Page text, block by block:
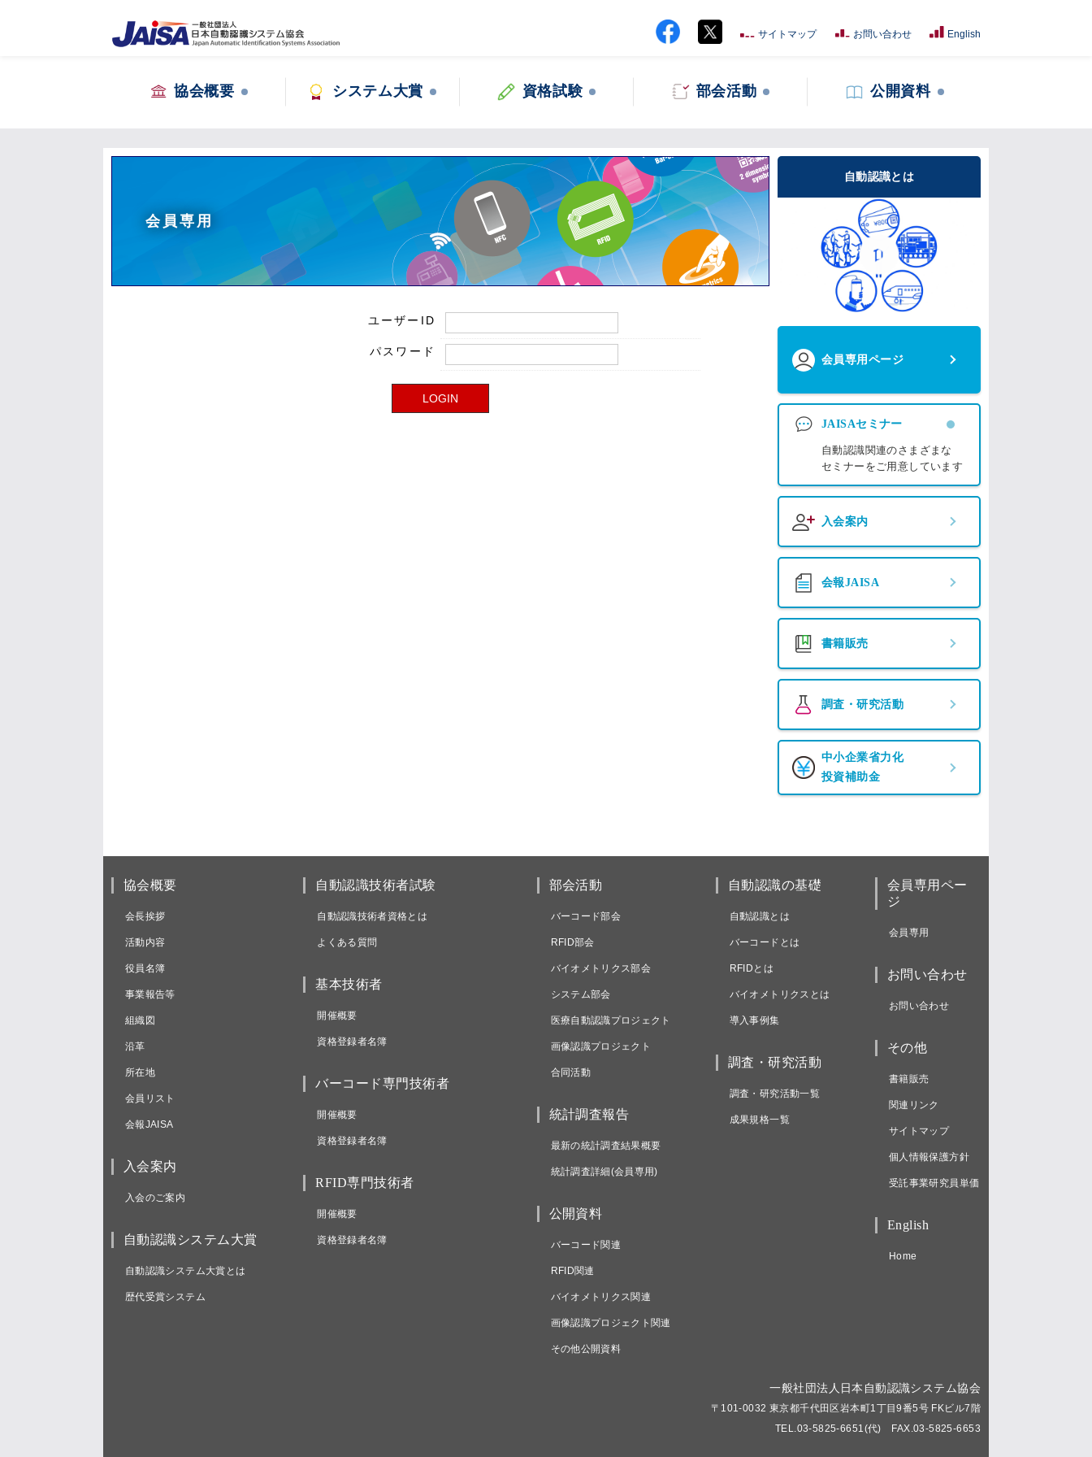
サイトマップ お問い合わせ English
協会概要 システム大賞 資格試験 部会活動 公開資料
会員専用
ユーザーID
パスワード
自動認識とは
会員専用ページ
JAISAセミナー
自動認識関連のさまざまな
セミナーをご用意しています
入会案内
会報JAISA
書籍販売
調査・研究活動
中小企業省力化
投資補助金
協会概要
会長挨拶
活動内容
役員名簿
事業報告等
組織図
沿革
所在地
会員リスト
会報JAISA
入会案内
入会のご案内
自動認識システム大賞
自動認識システム大賞とは
歴代受賞システム
自動認識技術者試験
自動認識技術者資格とは
よくある質問
基本技術者
開催概要
資格登録者名簿
バーコード専門技術者
開催概要
資格登録者名簿
RFID専門技術者
開催概要
資格登録者名簿
部会活動
バーコード部会
RFID部会
バイオメトリクス部会
システム部会
医療自動認識プロジェクト
画像認識プロジェクト
合同活動
統計調査報告
最新の統計調査結果概要
統計調査詳細(会員専用)
公開資料
バーコード関連
RFID関連
バイオメトリクス関連
画像認識プロジェクト関連
その他公開資料
自動認識の基礎
自動認識とは
バーコードとは
RFIDとは
バイオメトリクスとは
導入事例集
調査・研究活動
調査・研究活動一覧
成果規格一覧
会員専用ペー
ジ
会員専用
お問い合わせ
お問い合わせ
その他
書籍販売
関連リンク
サイトマップ
個人情報保護方針
受託事業研究員単価
English
Home
一般社団法人日本自動認識システム協会
〒101-0032 東京都千代田区岩本町1丁目9番5号 FKビル7階
TEL.03-5825-6651(代) FAX.03-5825-6653